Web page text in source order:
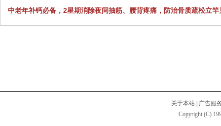
中老年补钙必备，2星期消除夜间抽筋、腰背疼痛，防治骨质疏松立竿
关于本站
广告服
Copyright (C)